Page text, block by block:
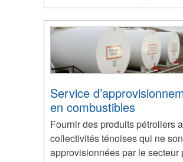
Service
en combustibles
Fournir des produits pétroliers
collectivités ténoises qui ne
approvisionnées par le secteur